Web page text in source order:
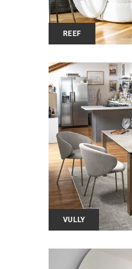
REEF
VULLY